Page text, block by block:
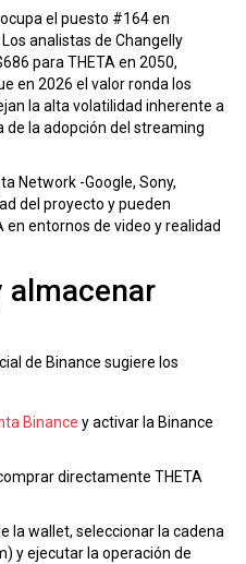
el puesto #164 en
analistas de Changelly
para THETA en 2050,
en 2026 el valor ronda los
la alta volatilidad inherente a
de la adopción del streaming
Network -Google, Sony,
del proyecto y pueden
en entornos de video y realidad
almacenar
de Binance sugiere los
Binance y activar la Binance
directamente THETA
la wallet, seleccionar la cadena
y ejecutar la operación de